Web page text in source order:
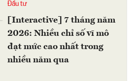
Đầu tư
[Interactive] 7 tháng năm
2026: Nhiều chỉ số vĩ mô
đạt mức cao nhất trong
nhiều năm qua